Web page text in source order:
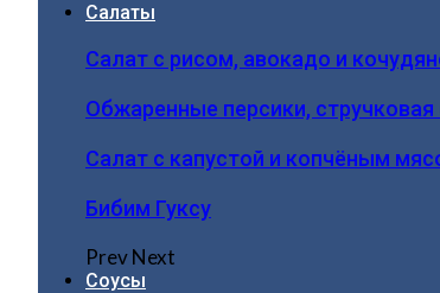
Салаты
Салат с рисом, авокадо и
Обжаренные персики,
Салат с капустой и копчёным
Бибим Гуксу
PrevNext
Соусы